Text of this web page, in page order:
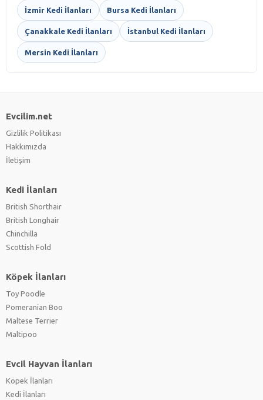
İzmir Kedi İlanları Bursa Kedi İlanları
Çanakkale Kedi İlanları İstanbul Kedi İlanları
Mersin Kedi İlanları
Evcilim.net
Gizlilik Politikası
Hakkımızda
İletişim
Kedi İlanları
British Shorthair
British Longhair
Chinchilla
Scottish Fold
Köpek İlanları
Toy Poodle
Pomeranian Boo
Maltese Terrier
Maltipoo
Evcil Hayvan İlanları
Köpek İlanları
Kedi İlanları